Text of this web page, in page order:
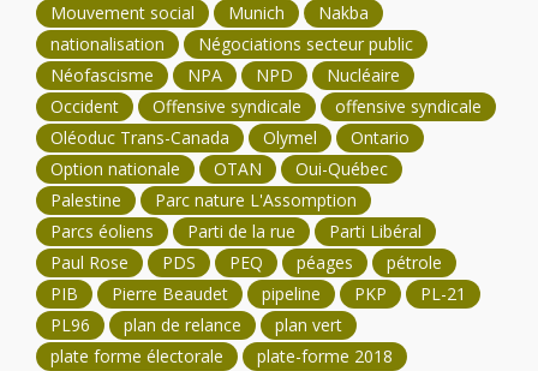
Mouvement social
Munich
Nakba
nationalisation
Négociations secteur public
Néofascisme
NPA NPD
Nucléaire
Occident
Offensive syndicale
offensive syndicale
Oléoduc Trans-Canada
Olymel
Ontario
Option nationale
OTAN
Oui-Québec
Palestine
Parc nature L'Assomption
Parcs éoliens
Parti de la rue
Parti Libéral
Paul Rose
PDS PEQ péages
pétrole
PIB
Pierre Beaudet pipeline PKP
PL-21
PL96
plan de relance
plan vert
plate forme électorale
plate-forme 2018